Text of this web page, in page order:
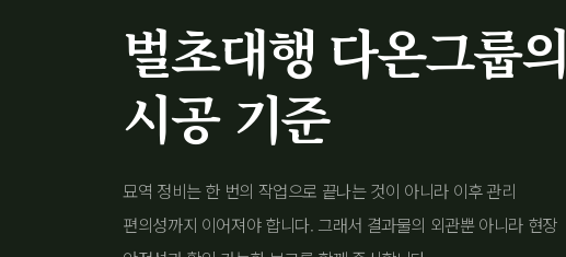
벌초대행 다온그룹의
시공 기준
묘역 정비는 한 번의 작업으로 끝나는 것이 아니라 이후 관리
편의성까지 이어져야 합니다. 그래서 결과물의 외관뿐 아니라 현장